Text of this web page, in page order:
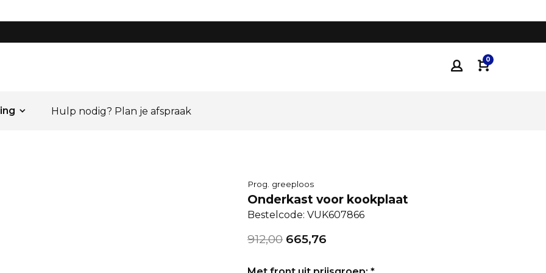
0
Hulp nodig? Plan je afspraak
Prog. greeploos
Onderkast voor kookplaat
Bestelcode: VUK607866
912,00 665,76